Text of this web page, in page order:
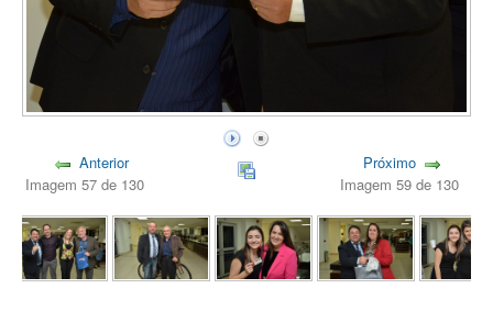
Anterior
Imagem 57 de 130
Próximo
Imagem 59 de 130